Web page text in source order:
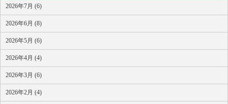
2026年7月 (6)
2026年6月 (8)
2026年5月 (6)
2026年4月 (4)
2026年3月 (6)
2026年2月 (4)